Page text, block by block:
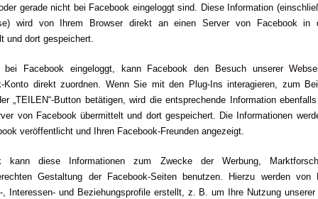
gerade nicht bei Facebook eingeloggt sind. Diese Information
wird von Ihrem Browser direkt an einen Server von Facebook in
und dort gespeichert.
Facebook eingeloggt, kann Facebook den Besuch unserer
Konto direkt zuordnen. Wenn Sie mit den Plug-Ins interagieren, zum
„TEILEN“-Button betätigen, wird die entsprechende Information
von Facebook übermittelt und dort gespeichert. Die Informationen
veröffentlicht und Ihren Facebook-Freunden angezeigt.
kann diese Informationen zum Zwecke der Werbung,
Gestaltung der Facebook-Seiten benutzen. Hierzu werden von
, Interessen- und Beziehungsprofile erstellt, z. B. um Ihre Nutzung unserer